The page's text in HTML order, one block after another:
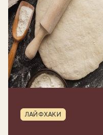
Рубрика
ЛАЙФХАКИ